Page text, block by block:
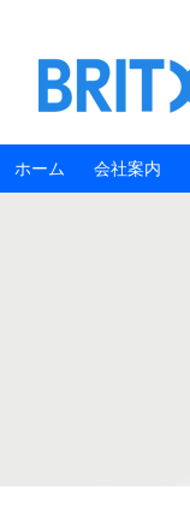
ホーム 会社案内